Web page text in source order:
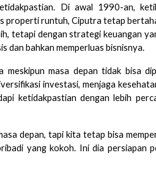
Di awal 1990-an,
properti runtuh, Ciputra tetap
tetapi dengan strategi keuangan
dan bahkan memperluas bisnisnya.
masa depan tidak bisa
investasi, menjaga
ketidakpastian dengan lebih
depan, tapi kita tetap bisa
yang kokoh. Ini dia persiapan